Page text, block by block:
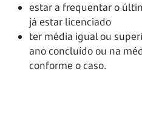
estar a frequentar o
já estar licenciado
ter média igual ou
ano concluído ou na
conforme o caso.